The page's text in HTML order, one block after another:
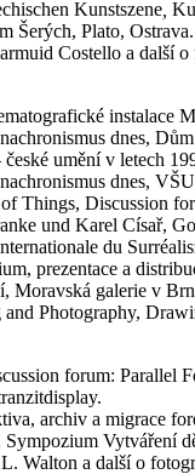
Kunstszene
Šerých, Plato, Ostrava.
Costello a další
instalace
dnes,
umění v letech
dnes,
Things, Discussion
und Karel Císař,
du
prezentace a
Moravská galerie v
Photography,
forum: Parallel
archiv a migrace
Vytváření
Walton a další o